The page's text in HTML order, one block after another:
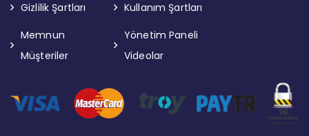
Gizlilik Şartları
Kullanım Şartları
Memnun
Müşteriler
Yönetim Paneli
Videolar